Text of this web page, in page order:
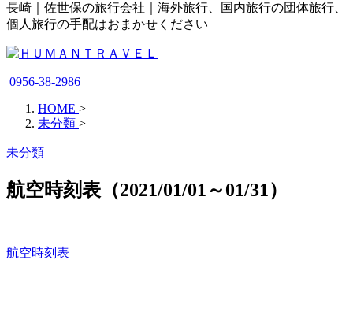
長崎｜佐世保の旅行会社｜海外旅行、国内旅行の団体旅行、
個人旅行の手配はおまかせください
0956-38-2986
HOME >
未分類 >
未分類
航空時刻表（2021/01/01～01/31）
航空時刻表